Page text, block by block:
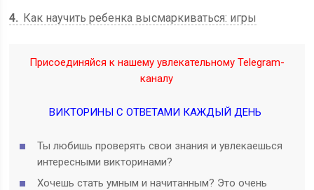
4
Как научить ребенка высмаркиваться: игры
Присоединяйся к нашему увлекательному Telegram-
каналу
ВИКТОРИНЫ С ОТВЕТАМИ КАЖДЫЙ ДЕНЬ
Ты любишь проверять свои знания и увлекаешься
интересными викторинами?
Хочешь стать умным и начитанным? Это очень